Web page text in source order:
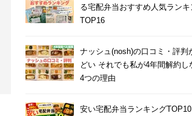
る宅配弁当おすすめ人気ランキ
TOP16
ナッシュ(nosh)の口コミ・評判
どい それでも私が4年間解約し
4つの理由
安い宅配弁当ランキング